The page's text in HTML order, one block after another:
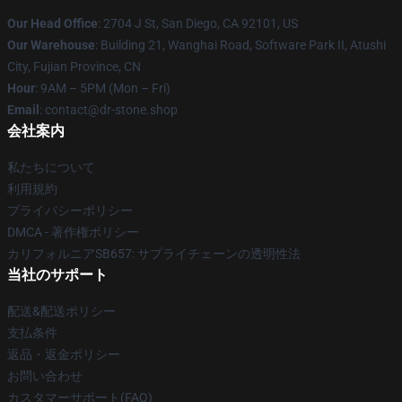
Our Head Office: 2704 J St, San Diego, CA 92101, US
Our Warehouse: Building 21, Wanghai Road, Software Park II, Atushi
City, Fujian Province, CN
Hour: 9AM – 5PM (Mon – Fri)
Email : contact@dr-stone.shop
会社案内
私たちについて
利用規約
プライバシーポリシー
DMCA - 著作権ポリシー
カリフォルニアSB657: サプライチェーンの透明性法
当社のサポート
配送&配送ポリシー
支払条件
返品・返金ポリシー
お問い合わせ
カスタマーサポート(FAQ)